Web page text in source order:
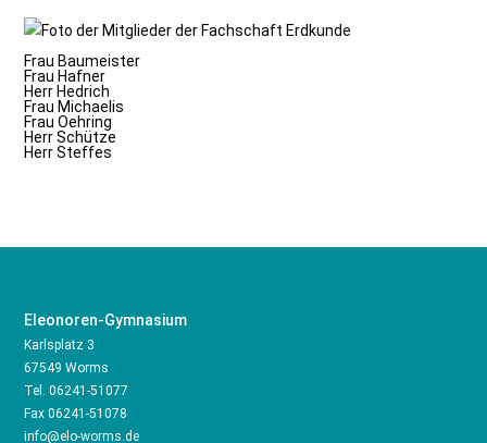
Frau Baumeister
Frau Hafner
Herr Hedrich
Frau Michaelis
Frau Oehring
Herr Schütze
Herr Steffes
Eleonoren-Gymnasium
Karlsplatz 3
67549 Worms
Tel.06241-51077
Fax 06241-51078
info@elo-worms.de